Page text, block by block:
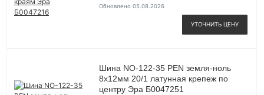
Обновлено 05.08.2026
УТОЧНИТЬ ЦЕНУ
Шина NO-122-35 PEN земля-ноль
8х12мм 20/1 латунная крепеж по
центру Эра Б0047251